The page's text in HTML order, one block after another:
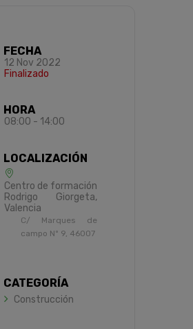
FECHA
12 Nov 2022
Finalizado
HORA
08:00 - 14:00
LOCALIZACIÓN
Centro de formación
Rodrigo Giorgeta,
Valencia
C/ Marques de
campo Nº 9, 46007
CATEGORÍA
Construcción